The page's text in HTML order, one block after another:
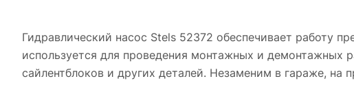
Гидравлический насос Stels 52372 обеспечивает работу
используется для проведения монтажных и демонтажных
сайлентблоков и других деталей. Незаменим в гараже, на